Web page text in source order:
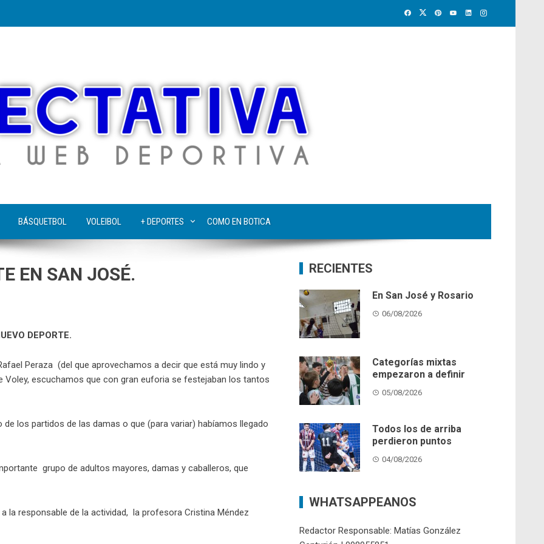
BÁSQUETBOL VOLEIBOL + DEPORTES COMO EN BOTICA
EN SAN JOSÉ.
DEPORTE.
Peraza (del que aprovechamos a decir que está muy lindo y
escuchamos que con gran euforia se festejaban los tantos
los partidos de las damas o que (para variar) habíamos llegado
grupo de adultos mayores, damas y caballeros, que
la responsable de la actividad, la profesora Cristina Méndez
RECIENTES
En San José y Rosario
06/08/2026
Categorías mixtas
empezaron a definir
05/08/2026
Todos los de arriba
perdieron puntos
04/08/2026
WHATSAPPEANOS
Redactor Responsable: Matías González